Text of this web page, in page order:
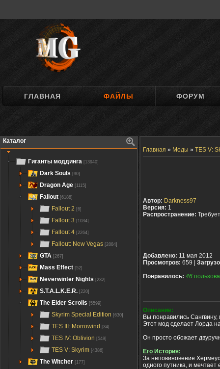
ГЛАВНАЯ ФАЙЛЫ ФОРУМ
Каталог
Гиганты моддинга [13940]
Dark Souls [90]
Dragon Age [1115]
Fallout [6188]
Fallout 2 [6]
Fallout 3 [1034]
Fallout 4 [2264]
Fallout: New Vegas [2884]
GTA [267]
Mass Effect [52]
Neverwinter Nights [232]
S.T.A.L.K.E.R. [220]
The Elder Scrolls [5599]
Skyrim Special Edition [630]
TES III: Morrowind [34]
TES IV: Oblivion [549]
TES V: Skyrim [4386]
The Witcher [177]
Главная » Моды » TES V:
Автор: Darkness97
Версия: 1
Распространение:
Добавлено: 11 мая 2012
Просмотров: 659 |
Понравилось: 46
Описание:
Вы понравились
Этот мод сделает Лорда
Он просто обожает
Его История:
За неповиновение
одного путника, и мечтает